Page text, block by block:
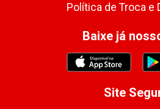
Política de Troca e
Baixe já
Site